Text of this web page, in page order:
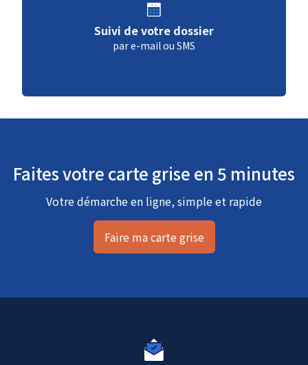
Suivi de votre dossier
par e-mail ou SMS
Faites votre carte grise en 5 minutes
Votre démarche en ligne, simple et rapide
Faire ma carte grise